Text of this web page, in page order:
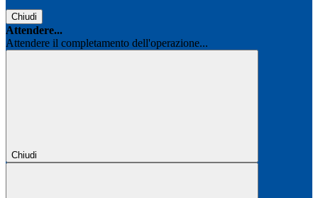
Chiudi
Attendere...
Attendere il completamento dell'operazione...
Chiudi